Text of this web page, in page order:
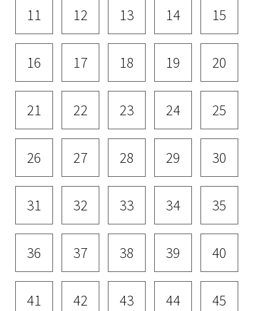
11 12 13 14 15
16 17 18 19 20
21 22 23 24 25
26 27 28 29 30
31 32 33 34 35
36 37 38 39 40
41 42 43 44 45